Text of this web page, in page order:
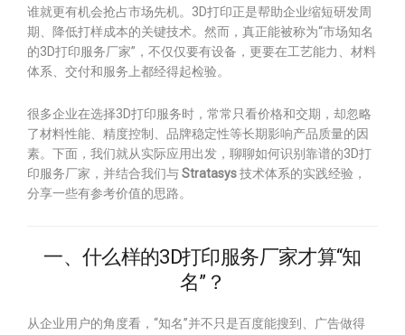
谁就更有机会抢占市场先机。3D打印正是帮助企业缩短研发周
期、降低打样成本的关键技术。然而，真正能被称为“市场知名
的3D打印服务厂家”，不仅仅要有设备，更要在工艺能力、材料
体系、交付和服务上都经得起检验。
很多企业在选择3D打印服务时，常常只看价格和交期，却忽略
了材料性能、精度控制、品牌稳定性等长期影响产品质量的因
素。下面，我们就从实际应用出发，聊聊如何识别靠谱的3D打
印服务厂家，并结合我们与Stratasys技术体系的实践经验，
分享一些有参考价值的思路。
一、什么样的3D打印服务厂家才算“知
名”？
从企业用户的角度看，“知名”并不只是百度能搜到、广告做得